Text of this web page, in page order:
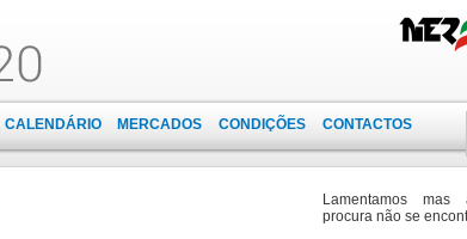
CALENDÁRIO MERCADOS CONDIÇÕES CONTACTOS
Lamentamos
procura não se